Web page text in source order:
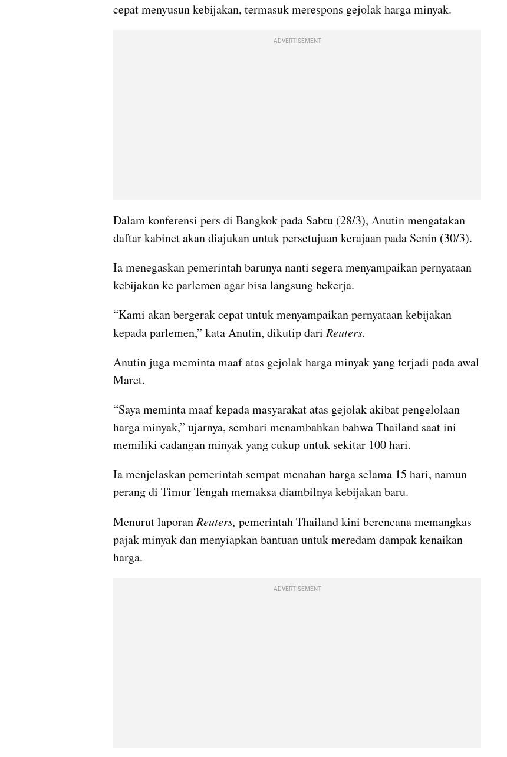
cepat menyusun kebijakan, termasuk merespons gejolak harga minyak.
ADVERTISEMENT
Dalam konferensi pers di Bangkok pada Sabtu (28/3), Anutin mengatakan
daftar kabinet akan diajukan untuk persetujuan kerajaan pada Senin (30/3).
Ia menegaskan pemerintah barunya nanti segera menyampaikan pernyataan
kebijakan ke parlemen agar bisa langsung bekerja.
“Kami akan bergerak cepat untuk menyampaikan pernyataan kebijakan
kepada parlemen,” kata Anutin, dikutip dari Reuters.
Anutin juga meminta maaf atas gejolak harga minyak yang terjadi pada awal
Maret.
“Saya meminta maaf kepada masyarakat atas gejolak akibat pengelolaan
harga minyak,” ujarnya, sembari menambahkan bahwa Thailand saat ini
memiliki cadangan minyak yang cukup untuk sekitar 100 hari.
Ia menjelaskan pemerintah sempat menahan harga selama 15 hari, namun
perang di Timur Tengah memaksa diambilnya kebijakan baru.
Menurut laporan Reuters, pemerintah Thailand kini berencana memangkas
pajak minyak dan menyiapkan bantuan untuk meredam dampak kenaikan
harga.
ADVERTISEMENT